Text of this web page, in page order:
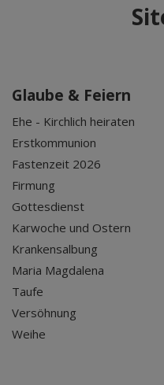
Glaube & Feiern
Ehe - Kirchlich heiraten
Erstkommunion
Fastenzeit 2026
Firmung
Gottesdienst
Karwoche und Ostern
Krankensalbung
Maria Magdalena
Taufe
Versöhnung
Weihe